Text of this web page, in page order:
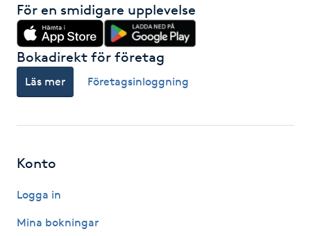
LPG-massage
Luggklippning
Lymfmassage
M
Makeup
Manikyr & Pedikyr
För en smidigare upplevelse
Bokadirekt för företag
Läs mer Företagsinloggning
Konto
Logga in
Mina bokningar